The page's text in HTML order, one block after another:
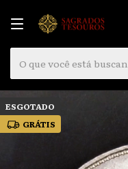
ESGOTADO
GRÁTIS